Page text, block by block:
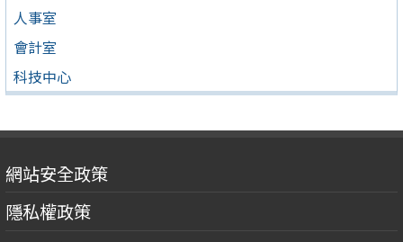
人事室
會計室
科技中心
網站安全政策
隱私權政策